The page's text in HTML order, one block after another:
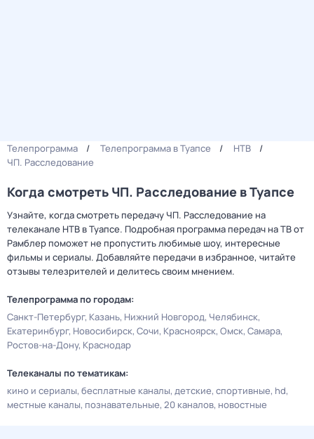
Телепрограмма Телепрограмма в Туапсе
НТВ
ЧП. Расследование
Когда смотреть ЧП. Расследование в Туапсе
Узнайте, когда смотреть передачу ЧП. Расследование на
телеканале НТВ в Туапсе. Подробная программа передач на ТВ от
Рамблер поможет не пропустить любимые шоу, интересные
фильмы и сериалы. Добавляйте передачи в избранное, читайте
отзывы телезрителей и делитесь своим мнением.
Телепрограмма по городам:
Санкт-Петербург Казань Нижний Новгород Челябинск
Екатеринбург Новосибирск Сочи Красноярск Омск Самара
Ростов-на-Дону Краснодар
Телеканалы по тематикам:
кино и сериалы бесплатные каналы детские спортивные hd
местные каналы познавательные 20 каналов новостные